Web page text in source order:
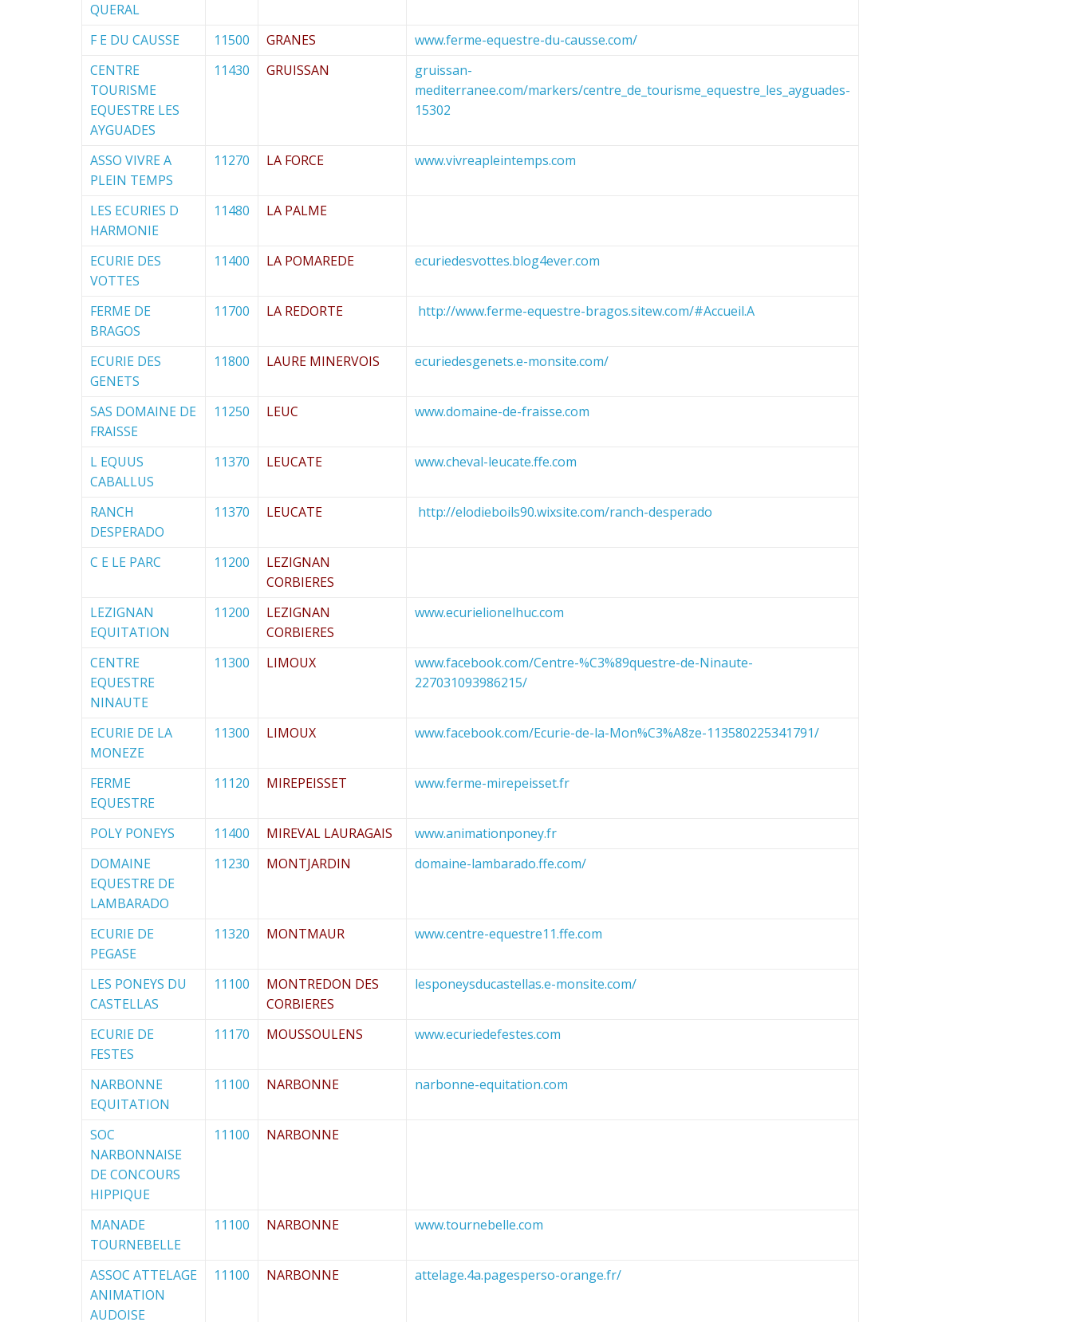
QUERAL
F E DU CAUSSE 11500 GRANES
www.ferme-equestre-du-causse.com/
CENTRE
TOURISME
EQUESTRE LES
AYGUADES
11430 GRUISSAN
gruissan-
mediterranee.com/markers/centre_de_tourisme_equestre_les_ayguades-
15302
ASSO VIVRE A
PLEIN TEMPS
11270 LA FORCE www.vivreapleintemps.com
LES ECURIES D
HARMONIE
11480 LA PALME
ECURIE DES
VOTTES
11400 LA POMAREDE ecuriedesvottes.blog4ever.com
FERME DE
BRAGOS
11700 LA REDORTE http://www.ferme-equestre-bragos.sitew.com/#Accueil.A
ECURIE DES
GENETS
11800 LAURE MINERVOIS ecuriedesgenets.e-monsite.com/
SAS DOMAINE DE
FRAISSE
11250 LEUC www.domaine-de-fraisse.com
L EQUUS
CABALLUS
11370 LEUCATE www.cheval-leucate.ffe.com
RANCH
DESPERADO
11370 LEUCATE http://elodieboils90.wixsite.com/ranch-desperado
C E LE PARC 11200
LEZIGNAN
CORBIERES
LEZIGNAN
EQUITATION
11200
LEZIGNAN
CORBIERES
www.ecurielionelhuc.com
CENTRE
EQUESTRE
NINAUTE
11300 LIMOUX
www.facebook.com/Centre-%C3%89questre-de-Ninaute-
227031093986215/
ECURIE DE LA
MONEZE
11300 LIMOUX www.facebook.com/Ecurie-de-la-Mon%C3%A8ze-113580225341791/
FERME
EQUESTRE
11120 MIREPEISSET www.ferme-mirepeisset.fr
POLY PONEYS 11400 MIREVAL LAURAGAIS
www.animationponey.fr
DOMAINE
EQUESTRE DE
LAMBARADO
11230 MONTJARDIN domaine-lambarado.ffe.com/
ECURIE DE
PEGASE
11320 MONTMAUR www.centre-equestre11.ffe.com
LES PONEYS DU
CASTELLAS
11100
MONTREDON DES
CORBIERES
lesponeysducastellas.e-monsite.com/
ECURIE DE
FESTES
11170 MOUSSOULENS www.ecuriedefestes.com
NARBONNE
EQUITATION
11100 NARBONNE narbonne-equitation.com
SOC
NARBONNAISE
DE CONCOURS
HIPPIQUE
11100 NARBONNE
MANADE
TOURNEBELLE
11100 NARBONNE www.tournebelle.com
ASSOC ATTELAGE
ANIMATION
AUDOISE
11100 NARBONNE attelage.4a.pagesperso-orange.fr/